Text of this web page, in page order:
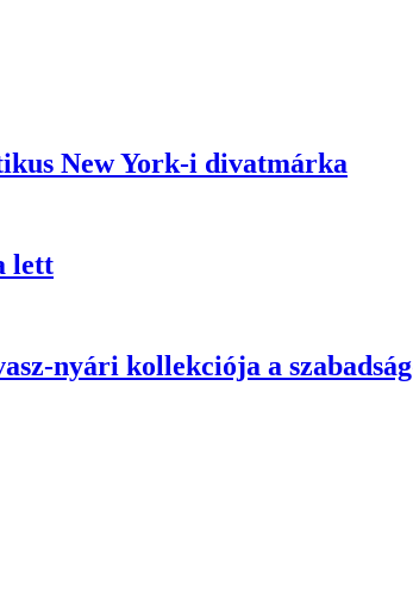
New York-i divatmárka
lett
nyári kollekciója a